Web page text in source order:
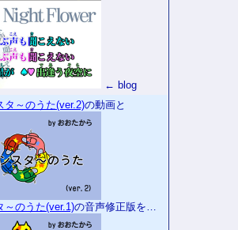
← blog
タ～のうた(ver.2)の動画と
～のうた(ver.1)の音声修正版を…